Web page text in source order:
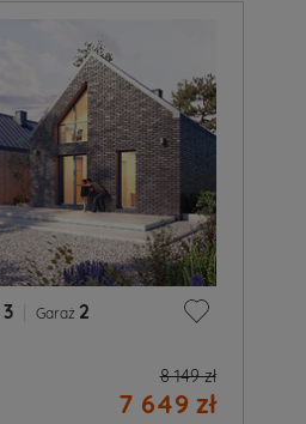
3 Garaż 2
8 149 zł
7 649 zł